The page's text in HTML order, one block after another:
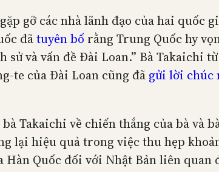
gỡ các nhà lãnh đạo của hai quốc
đãtuyên bố rằng Trung Quốc hy
và vấn đề Đài Loan.” Bà Takaichi
te của Đài Loan cũng đã gửi lời chúc
bà Takaichi về chiến thắng của bà và
lại hiệu quả trong việc thu hẹp
Quốc đối với Nhật Bản liên quan